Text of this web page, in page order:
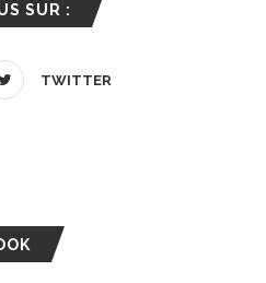
SUR :
TWITTER